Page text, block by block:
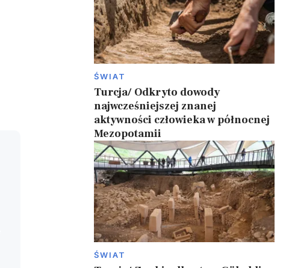
ŚWIAT
Turcja/ Odkryto dowody
najwcześniejszej znanej
aktywności człowieka w północnej
Mezopotamii
ŚWIAT